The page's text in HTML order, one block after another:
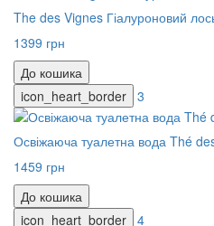
The des Vignes Гіалуроновий
1399 грн
До кошика
icon_heart_border 3
Освіжаюча туалетна вода Thé
1459 грн
До кошика
icon_heart_border 4